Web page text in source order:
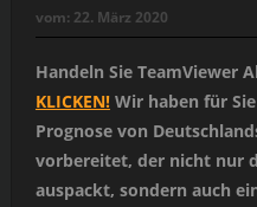
vom: 22. März 2020
Handeln Sie TeamViewer
KLICKEN!Wir haben für
Prognose von
vorbereitet, der nicht nur
auspackt, sondern auch